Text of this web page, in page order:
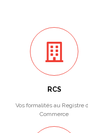
RCS
Vos formalités au Registre
Commerce